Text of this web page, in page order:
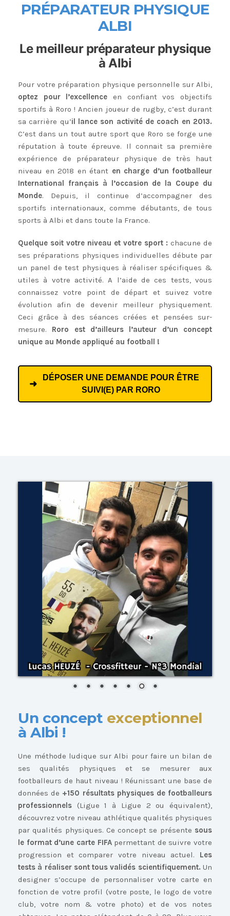
PRÉPARATEUR PHYSIQUE
ALBI
Le meilleur préparateur physique
à Albi
Pour votre préparation physique personnelle sur Albi,
optez pour l’excellence en confiant vos objectifs
sportifs à Roro ! Ancien joueur de rugby, c’est durant
sa carrière qu’il lance son activité de coach en 2013.
C’est dans un tout autre sport que Roro se forge une
réputation à toute épreuve. Il connait sa première
expérience de préparateur physique de très haut
niveau en 2018 en étant en charge d’un footballeur
International français à l’occasion de la Coupe du
Monde. Depuis, il continue d’accompagner des
sportifs internationaux, comme débutants, de tous
sports à Albi et dans toute la France.
Quelque soit votre niveau et votre sport : chacune de
ses préparations physiques individuelles débute par
un panel de test physiques à réaliser spécifiques &
utiles à votre activité. A l’aide de ces tests, vous
connaissez votre point de départ et suivez votre
évolution afin de devenir meilleur physiquement.
Ceci grâce à des séances créées et pensées sur-
mesure. Roro est d’ailleurs l’auteur d’un concept
unique au Monde appliqué au football !
DÉPOSER UNE DEMANDE POUR ÊTRE
SUIVI(E) PAR RORO
Un concept exceptionnel
à Albi !
Une méthode ludique sur Albi pour faire un bilan de
ses qualités physiques et se mesurer aux
footballeurs de haut niveau ! Réunissant une base de
données de +150 résultats physiques de footballeurs
professionnels (Ligue 1 à Ligue 2 ou équivalent),
découvrez votre niveau athlétique qualités physiques
par qualités physiques. Ce concept se présente sous
le format d’une carte FIFApermettant de suivre votre
progression et comparer votre niveau actuel. Les
tests à réaliser sont tous validés scientifiquement. Un
designer s’occupe de personnaliser votre carte en
fonction de votre profil (votre poste, le logo de votre
club, votre nom & votre photo) et de vos notes